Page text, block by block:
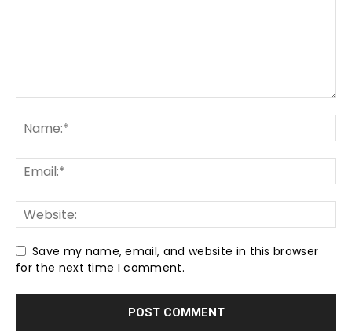
Save my name, email, and website in this browser
for the next time I comment.